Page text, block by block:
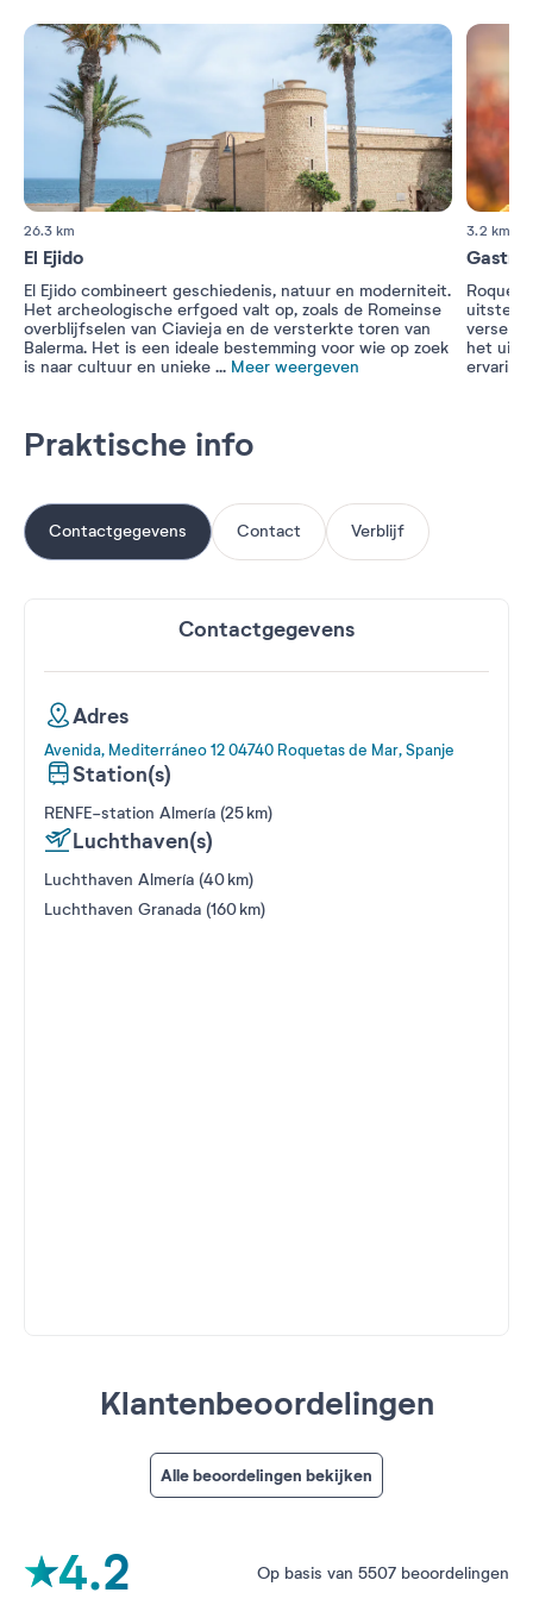
26.3 km
El Ejido
El Ejido combineert geschiedenis, natuur en moderniteit.
Het archeologische erfgoed valt op, zoals de Romeinse
overblijfselen van Ciavieja en de versterkte toren van
Balerma. Het is een ideale bestemming voor wie op zoek
is naar cultuur en unieke ... Meer weergeven
3.2 km
verse
het
ervaring
Praktische info
Contactgegevens Contact Verblijf
Contactgegevens
Adres
Avenida, Mediterráneo 12 04740 Roquetas de Mar, Spanje
Station(s)
RENFE-station Almería (25 km)
Luchthaven(s)
Luchthaven Almería (40 km)
Luchthaven Granada (160 km)
Klantenbeoordelingen
4.2 Op basis van 5507 beoordelingen
Alle beoordelingen bekijken